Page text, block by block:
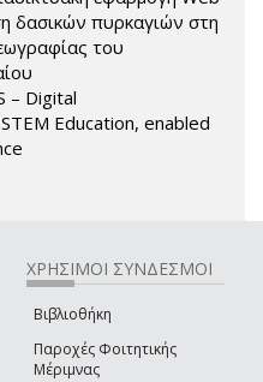
δασικών πυρκαγιών στη
του
– Digital
Education, enabled
ΧΡΗΣΙΜΟΙ ΣΥΝΔΕΣΜΟΙ
Βιβλιοθήκη
Παροχές Φοιτητικής
Μέριμνας